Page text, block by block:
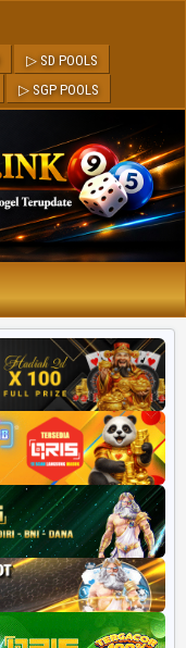
▷ SD POOLS
▷ SGP POOLS